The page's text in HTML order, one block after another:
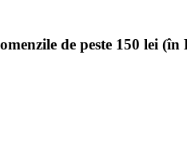
de peste 150 lei